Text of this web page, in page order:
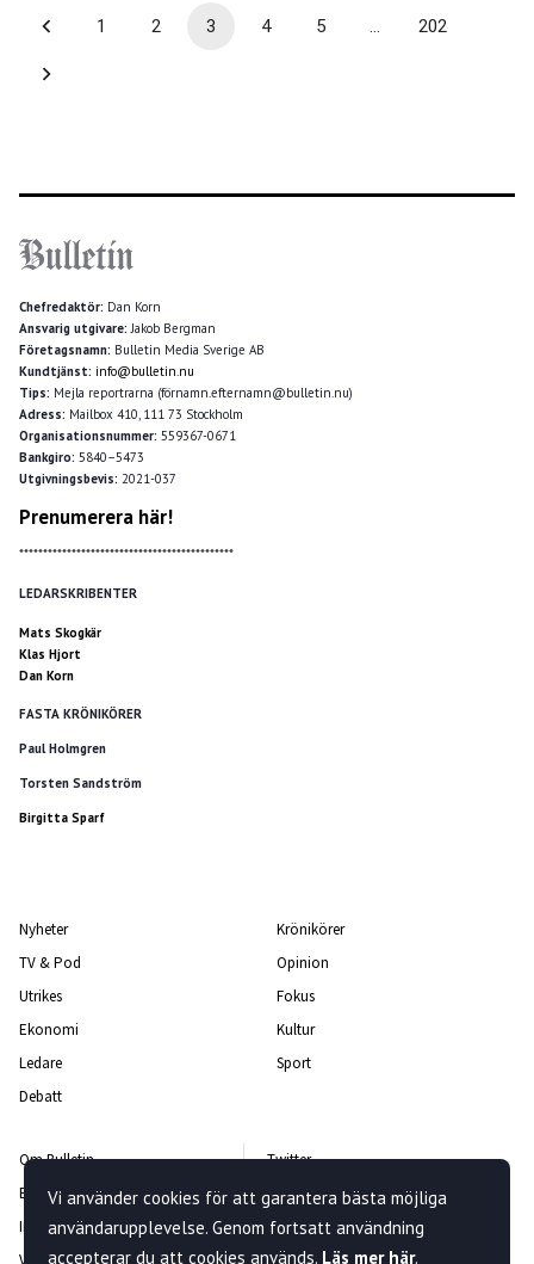
1 2 3 4 5 202
Chefredaktör: Dan Korn
Ansvarig utgivare:Jakob Bergman
Företagsnamn: Bulletin Media Sverige AB
Kundtjänst: info@bulletin.nu
Tips: Mejla reportrarna (förnamn.efternamn@bulletin.nu)
Adress: Mailbox 410, 111 73 Stockholm
Organisationsnummer: 559367-0671
Bankgiro: 5840–5473
Utgivningsbevis: 2021-037
Prenumerera här!
*********************************************
LEDARSKRIBENTER
Mats Skogkär
Klas Hjort
Dan Korn
FASTA KRÖNIKÖRER
Paul Holmgren
Torsten Sandström
Birgitta Sparf
Nyheter
TV & Pod
Utrikes
Ekonomi
Ledare
Debatt
Krönikörer
Opinion
Fokus
Kultur
Sport
Om Bulletin
Bulletin-teamet
Integritetspolicy
Twitter
Facebook
Instagram
Vi använder cookies för att garantera bästa möjliga
användarupplevelse. Genom fortsatt användning
accepterar du att cookies används. Läs mer här.